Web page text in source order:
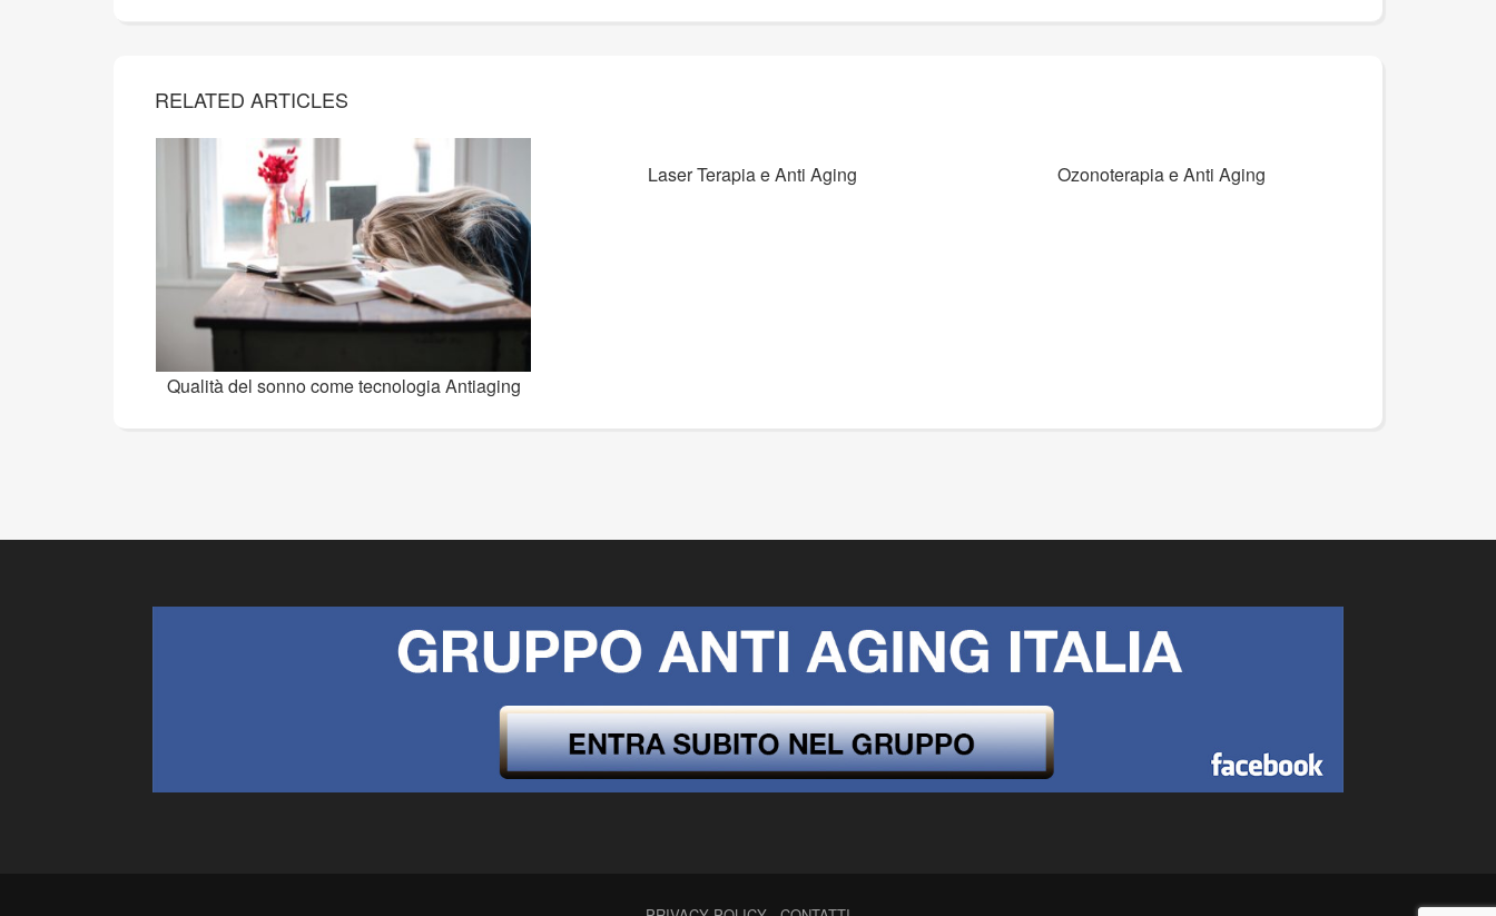
RELATED ARTICLES
Qualità del sonno come tecnologia Antiaging
Laser Terapia e Anti Aging Ozonoterapia e Anti Aging